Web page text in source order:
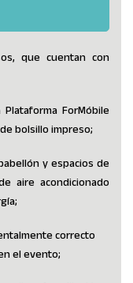
que cuentan con
ForMóbile
bolsillo impreso;
y espacios de
aire acondicionado
correcto
el evento;